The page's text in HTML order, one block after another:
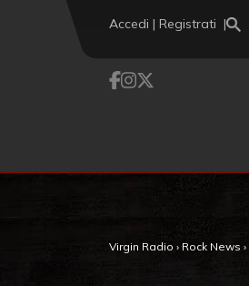
Accedi | Registrati
Virgin Radio › Rock News ›